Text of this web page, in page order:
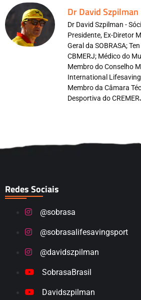
Dr David Szpilman
Dr David Szpilman -
Presidente, Ex-Diretor
Geral da SOBRASA;
CBMERJ; Médico do
Membro do Conselho
International
Membro da Câmara
Desportiva do
Redes Sociais
@sobrasa
@sobrasalifesavingsport
@davidszpilman
SobrasaBrasil
Davidszpilman